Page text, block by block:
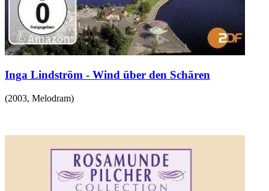
Inga Lindström - Wind über den Schären
(2003, Melodram)